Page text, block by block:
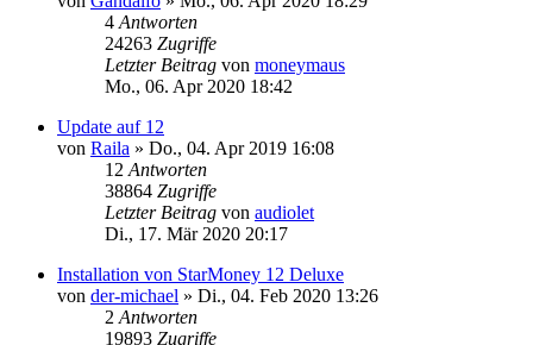
4 Antworten
24263 Zugriffe
Letzter Beitrag von moneymaus
Mo., 06. Apr 2020 18:42
Update auf 12
von Raila » Do., 04. Apr 2019 16:08
12 Antworten
38864 Zugriffe
Letzter Beitrag von audiolet
Di., 17. Mär 2020 20:17
Installation von StarMoney 12 Deluxe
von der-michael » Di., 04. Feb 2020 13:26
2 Antworten
19893 Zugriffe